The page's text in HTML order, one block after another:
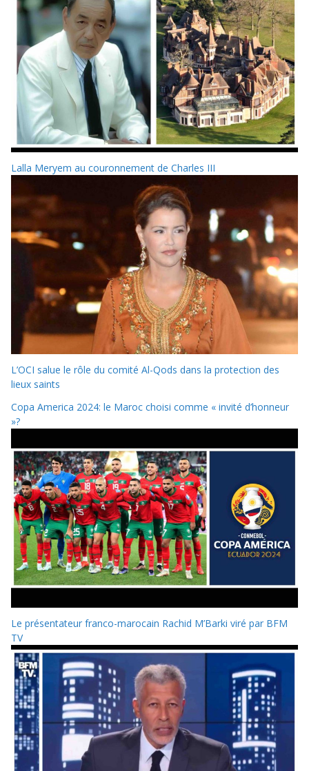
Lalla Meryem au couronnement de Charles III
L’OCI salue le rôle du comité Al-Qods dans la protection des
lieux saints
Copa America 2024: le Maroc choisi comme « invité d’honneur
»?
Le présentateur franco-marocain Rachid M’Barki viré par BFM
TV